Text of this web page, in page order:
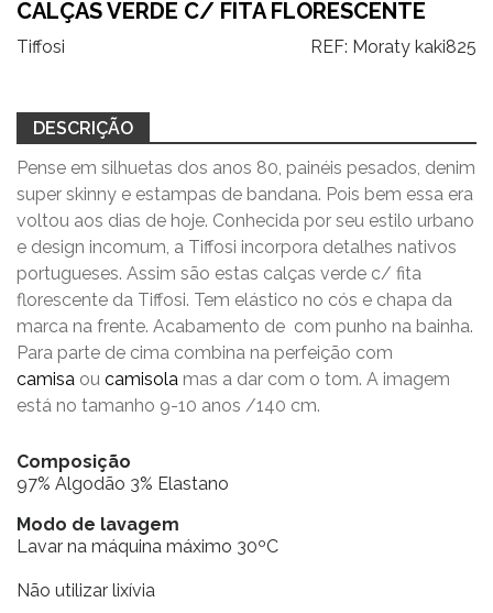
CALÇAS VERDE C/ FITA FLORESCENTE
Tiffosi REF: Moraty kaki825
DESCRIÇÃO
Pense em silhuetas dos anos 80, painéis pesados, denim
super skinny e estampas de bandana. Pois bem essa era
voltou aos dias de hoje. Conhecida por seu estilo urbano
e design incomum, a Tiffosi incorpora detalhes nativos
portugueses. Assim são estas calças verde c/ fita
florescente da Tiffosi. Tem elástico no cós e chapa da
marca na frente. Acabamento de com punho na bainha.
Para parte de cima combina na perfeição com
camisa ou camisola mas a dar com o tom. A imagem
está no tamanho 9-10 anos /140 cm.
Composição
97% Algodão 3% Elastano
Modo de lavagem
Lavar na máquina máximo 30ºC
Não utilizar lixívia